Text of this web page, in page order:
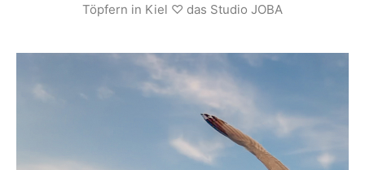
Töpfern in Kiel ♡ das Studio JOBA